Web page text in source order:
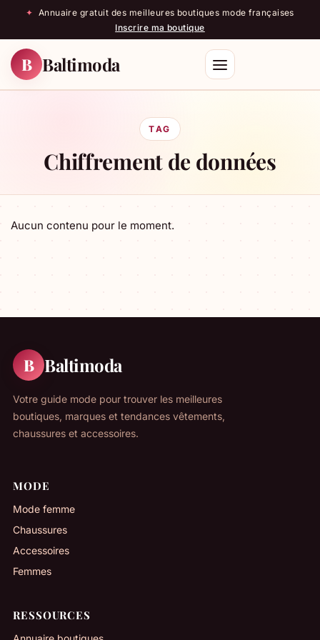
✦ Annuaire gratuit des meilleures boutiques mode françaises
Inscrire ma boutique
B Baltimoda
TAG
Chiffrement de données
Aucun contenu pour le moment.
B Baltimoda
Votre guide mode pour trouver les meilleures
boutiques, marques et tendances vêtements,
chaussures et accessoires.
MODE
Mode femme
Chaussures
Accessoires
Femmes
RESSOURCES